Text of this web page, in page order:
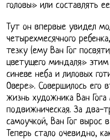
головы» или составлять
Тут он впервые увидел
четырехмесячного
тезку (ему Ван Гог
цветущего миндаля»
синеве неба и лиловых
Овере». Совершилось его
жизнь художника Ван
подвижническая. За два-
самоучкой, Ван Гог вырос
Теперь стало очевидно,